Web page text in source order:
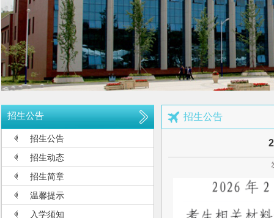
2026年单招录取分数线及录取名单公示
2026年单独招生一志愿考试成绩查询
关于参加2026年单独招生考试的温馨提示
公布2026年高考招生录取使用电话号码
长沙航空职业技术学院空中乘务、机场运行服务与管理报考须知
多少分可报考长沙航空职业技术学院
长沙航空职业技术学院2026年定向培养军士报考须知
长沙航空职业技术学院2026年报考指南
长沙航空职业技术学院2026年招生计划发布
长沙航空职业技术学院2026年招生章程
2026年单招录取分数线及录取名单公示
招生公告
招生公告
招生动态
招生简章
温馨提示
入学须知
招生公告